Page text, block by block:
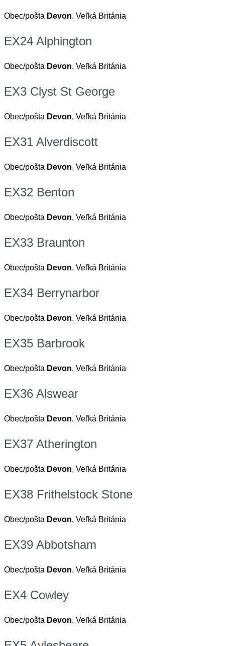
Obec/pošta Devon, Veľká Británia
EX24 Alphington
Obec/pošta Devon, Veľká Británia
EX3 Clyst St George
Obec/pošta Devon, Veľká Británia
EX31 Alverdiscott
Obec/pošta Devon, Veľká Británia
EX32 Benton
Obec/pošta Devon, Veľká Británia
EX33 Braunton
Obec/pošta Devon, Veľká Británia
EX34 Berrynarbor
Obec/pošta Devon, Veľká Británia
EX35 Barbrook
Obec/pošta Devon, Veľká Británia
EX36 Alswear
Obec/pošta Devon, Veľká Británia
EX37 Atherington
Obec/pošta Devon, Veľká Británia
EX38 Frithelstock Stone
Obec/pošta Devon, Veľká Británia
EX39 Abbotsham
Obec/pošta Devon, Veľká Británia
EX4 Cowley
Obec/pošta Devon, Veľká Británia